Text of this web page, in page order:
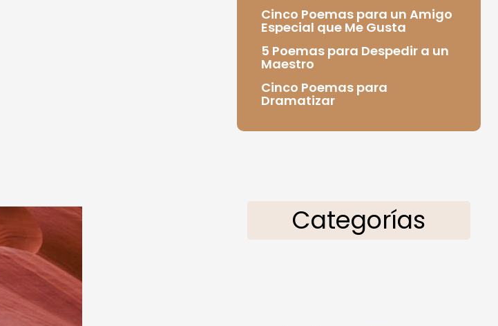
Cinco Poemas para un Amigo
Especial que Me Gusta
5 Poemas para Despedir a un
Maestro
Cinco Poemas para
Dramatizar
Categorías